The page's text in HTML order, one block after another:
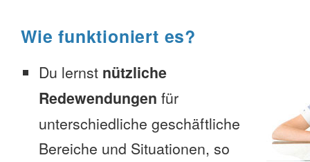
Wie funktioniert es?
Du lernst nützliche
Redewendungen für
unterschiedliche geschäftliche
Bereiche und Situationen, so